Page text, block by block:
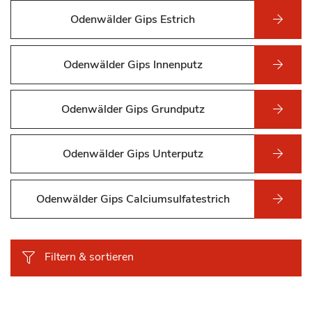
Odenwälder Gips Estrich
Odenwälder Gips Innenputz
Odenwälder Gips Grundputz
Odenwälder Gips Unterputz
Odenwälder Gips Calciumsulfatestrich
Filtern & sortieren